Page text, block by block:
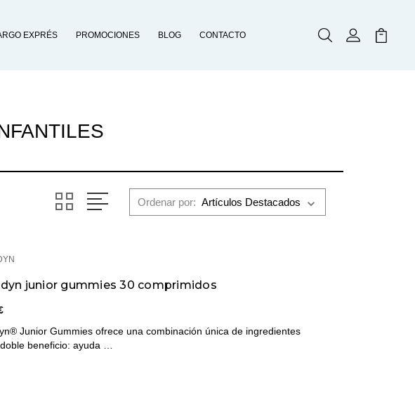
EXPRÉS PROMOCIONES BLOG CONTACTO BuscarMi Cuenta
Mi
Ordenar por:
junior gummies 30 comprimidos
Junior Gummies ofrece una combinación única de ingredientes
beneficio: ayuda …